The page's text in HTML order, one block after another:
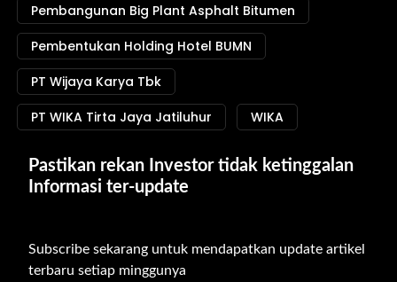
Pembangunan Big Plant Asphalt Bitumen
Pembentukan Holding Hotel BUMN
PT Wijaya Karya Tbk
PT WIKA Tirta Jaya Jatiluhur
WIKA
Pastikan rekan Investor tidak ketinggalan
Informasi ter-update
Subscribe sekarang untuk mendapatkan update artikel
terbaru setiap minggunya